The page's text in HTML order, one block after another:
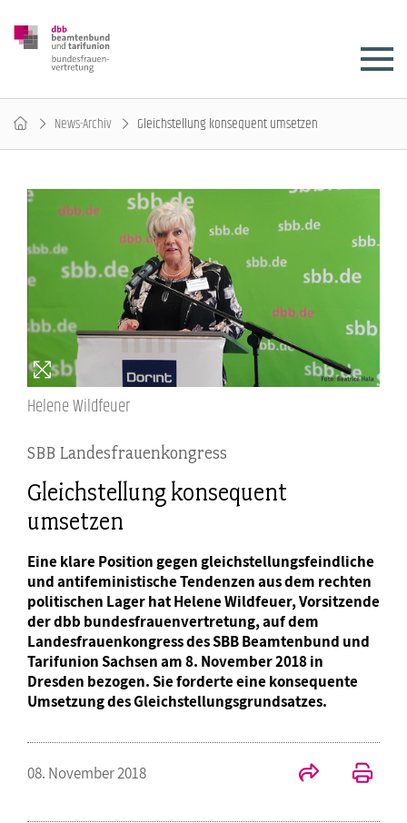
News-Archiv Gleichstellung konsequent umsetzen
Helene Wildfeuer
SBB Landesfrauenkongress
Gleichstellung konsequent
umsetzen
Eine klare Position gegen gleichstellungsfeindliche
und antifeministische Tendenzen aus dem rechten
politischen Lager hat Helene Wildfeuer, Vorsitzende
der dbb bundesfrauenvertretung, auf dem
Landesfrauenkongress des SBB Beamtenbund und
Tarifunion Sachsen am 8. November 2018 in
Dresden bezogen. Sie forderte eine konsequente
Umsetzung des Gleichstellungsgrundsatzes.
08. November 2018